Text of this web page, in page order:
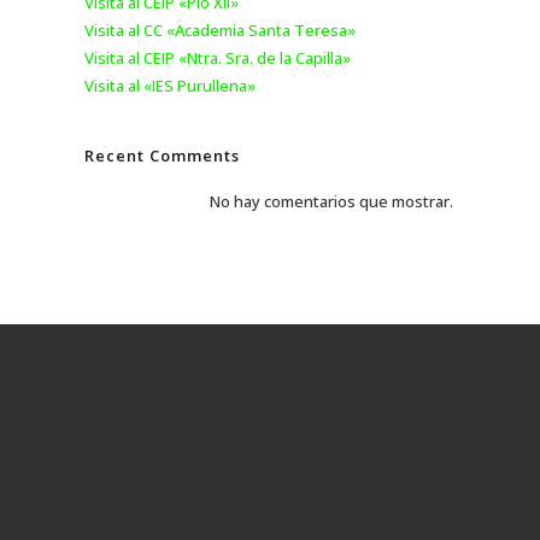
Visita al CC «Academia Santa Teresa»
Visita al CEIP «Ntra. Sra. de la Capilla»
Visita al «IES Purullena»
Recent Comments
No hay comentarios que mostrar.